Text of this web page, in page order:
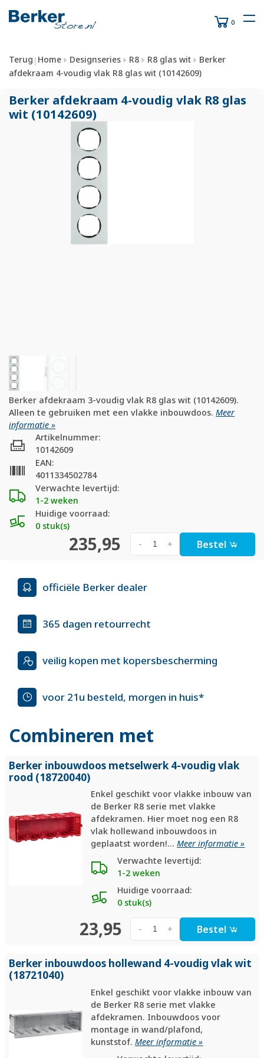
0
Terug | Home Designseries R8 R8 glas wit
Berker
afdekraam 4-voudig vlak R8 glas wit (10142609)
Berker afdekraam 4-voudig vlak R8 glas
wit (10142609)
Berker afdekraam 3-voudig vlak R8 glas wit (10142609).
Alleen te gebruiken met een vlakke inbouwdoos. Meer
informatie »
Verwachte levertijd:
1-2 weken
Huidige voorraad:
0 stuk(s)
Artikelnummer:
10142609
EAN:
4011334502784
235,95 +
- Bestel
officiële Berker dealer
365 dagen retourrecht
veilig kopen met kopersbescherming
voor 21u besteld, morgen in huis*
Combineren met
Berker inbouwdoos metselwerk 4-voudig vlak
rood (18720040)
Enkel geschikt voor vlakke inbouw van
de Berker R8 serie met vlakke
afdekramen. Hier moet nog een R8
vlak hollewand inbouwdoos in
geplaatst worden!...Meer informatie »
Verwachte levertijd:
1-2 weken
Huidige voorraad:
0 stuk(s)
23,95 +
- Bestel
Berker inbouwdoos hollewand 4-voudig vlak wit
(18721040)
Enkel geschikt voor vlakke inbouw van
de Berker R8 serie met vlakke
afdekramen. Inbouwdoos voor
montage in wand/plafond,
kunststof.Meer informatie »